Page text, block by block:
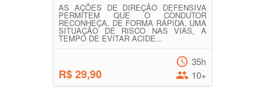
AS AÇÕES DE DIREÇÃO DEFENSIVA
PERMITEM QUE O CONDUTOR
RECONHEÇA, DE FORMA RÁPIDA, UMA
SITUAÇÃO DE RISCO NAS VIAS, A
TEMPO DE EVITAR ACIDE...
R$ 29,90
35h
10+